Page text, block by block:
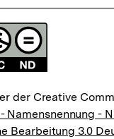
der Creative
Namensnennung -
Bearbeitung 3.0